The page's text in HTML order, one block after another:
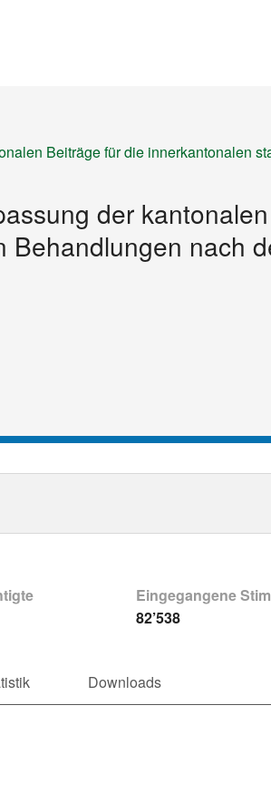
Beiträge für die innerkantonalen
der
Behandlungen nach
Eingegangene
82’538
Downloads